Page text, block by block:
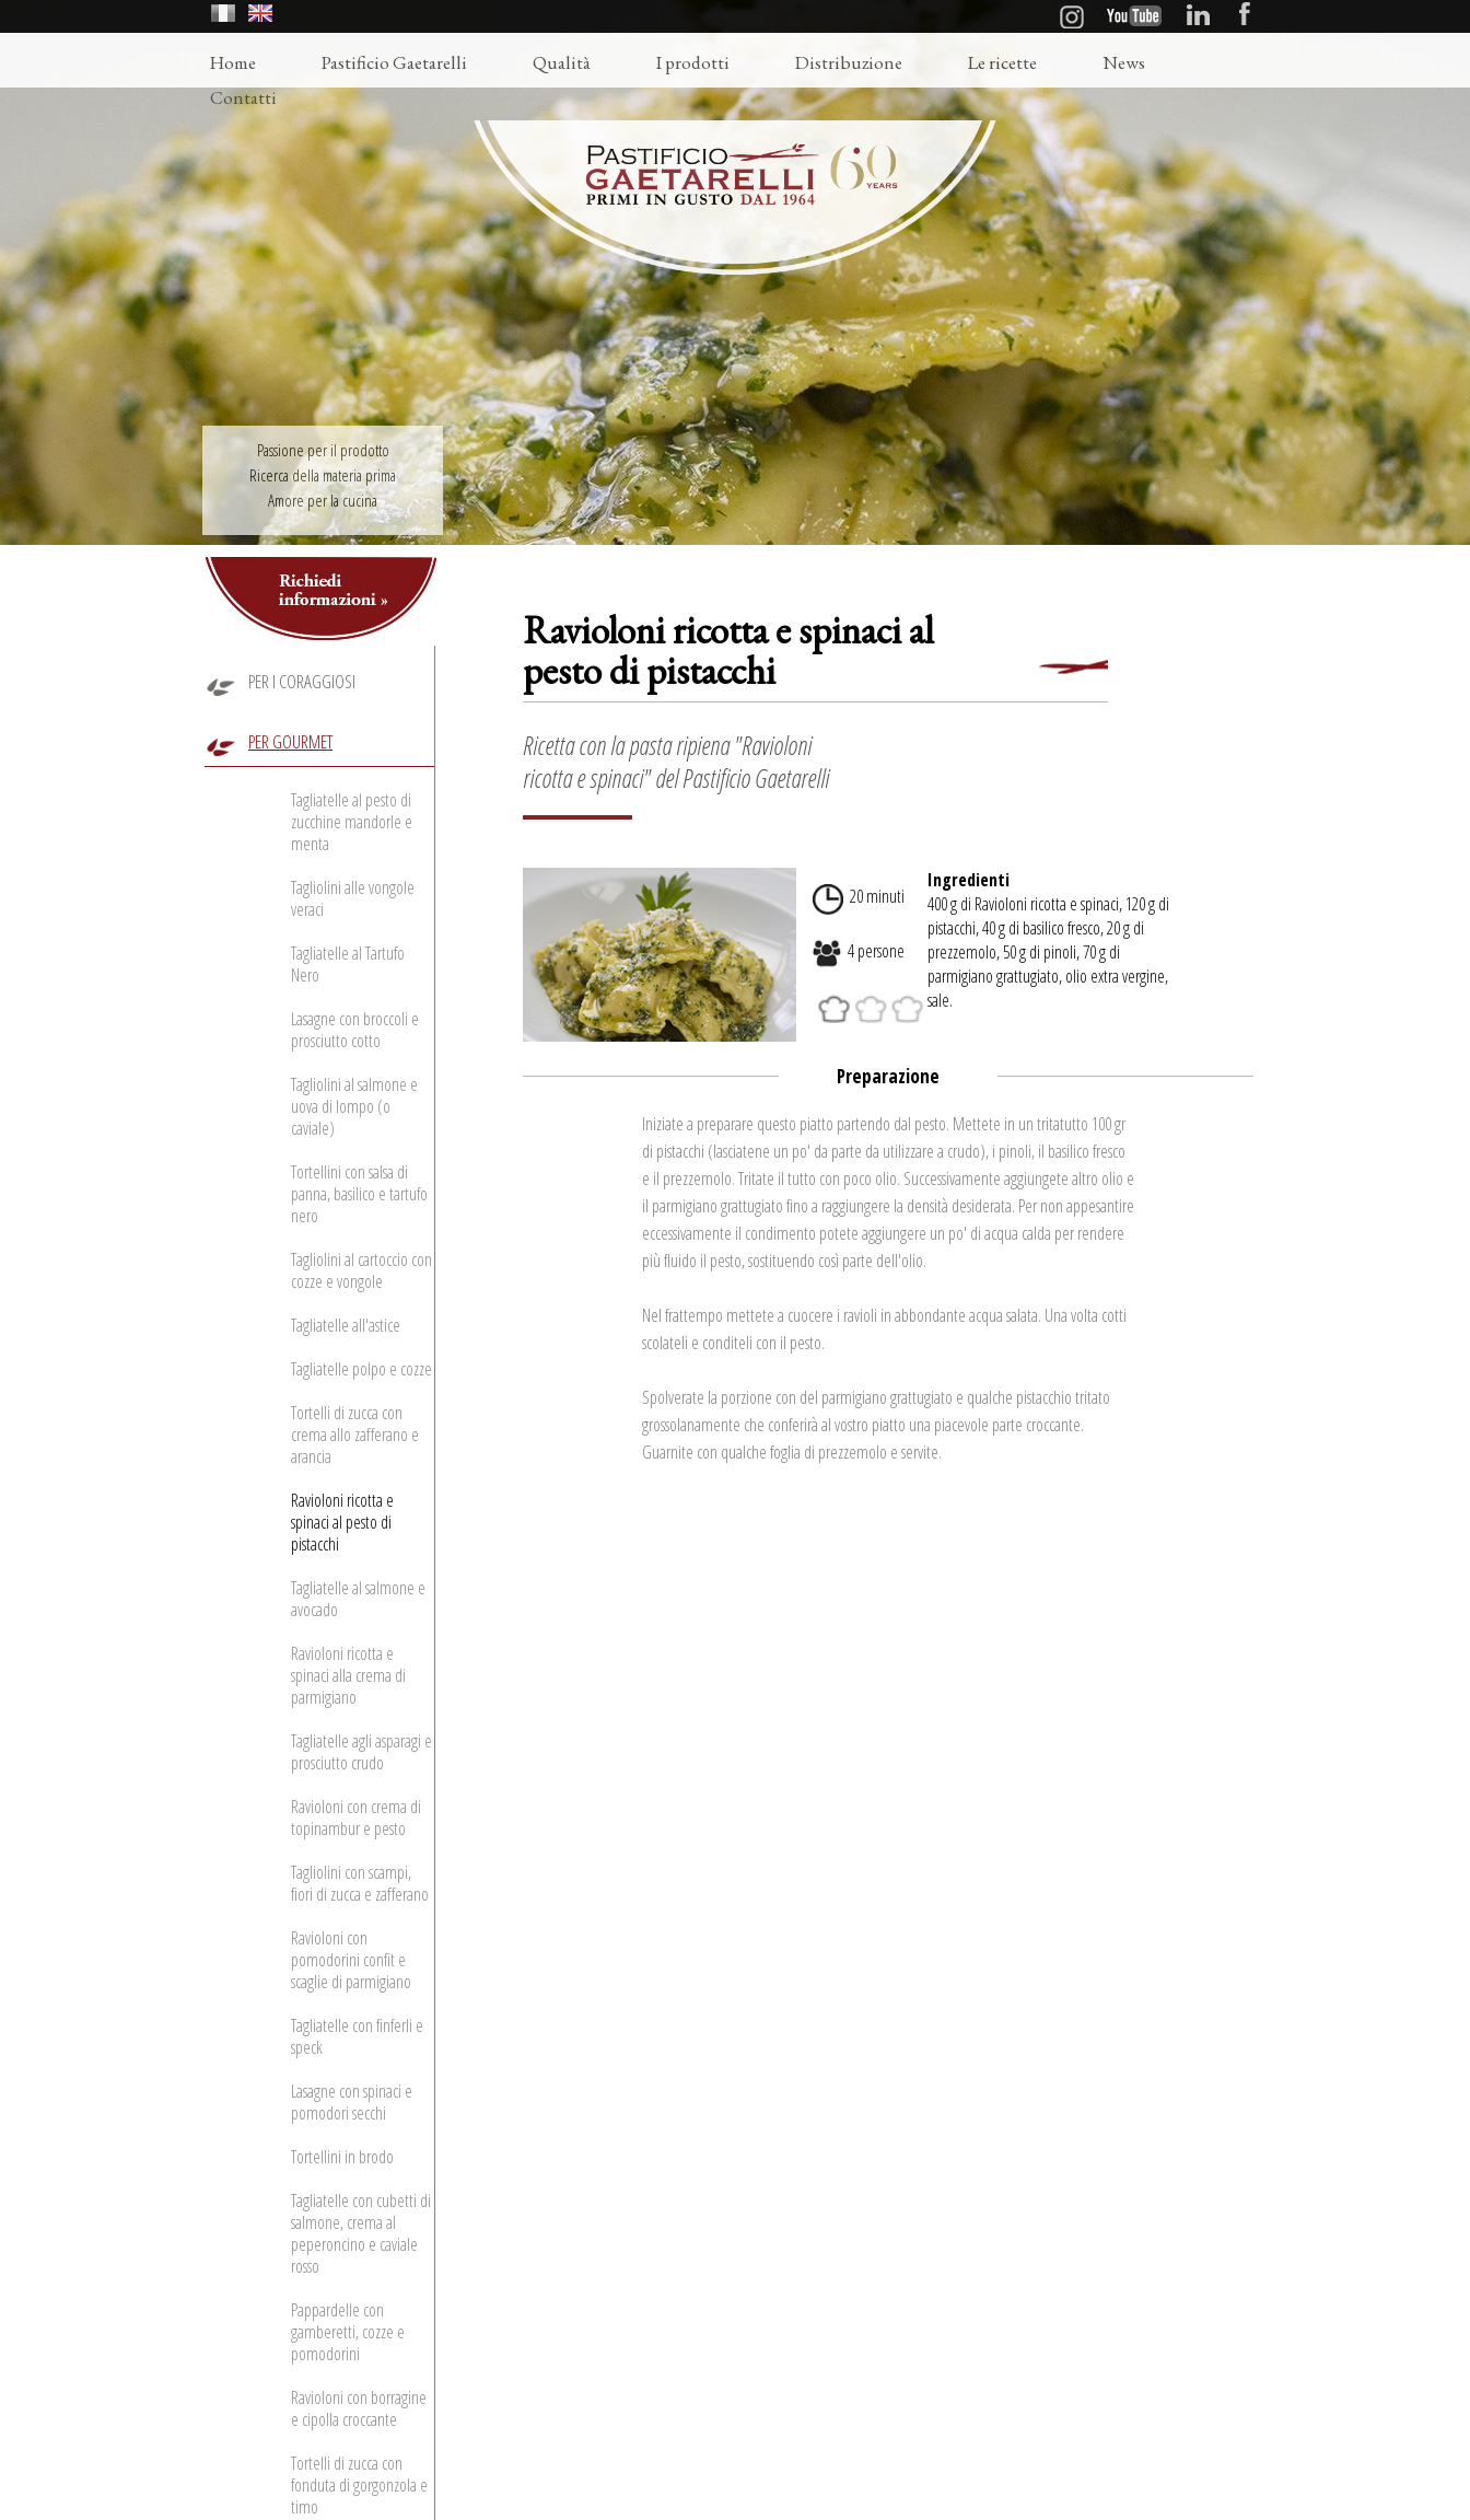
Home Pastificio Gaetarelli Qualità I prodotti Distribuzione Le ricette
News
Contatti
Passione per il prodotto
Ricerca della materia prima
Amore per la cucina
PER I CORAGGIOSI
PER GOURMET
Tagliatelle al pesto di
zucchine mandorle e
menta
Tagliolini alle vongole
veraci
Tagliatelle al Tartufo
Nero
Lasagne con broccoli e
prosciutto cotto
Tagliolini al salmone e
uova di lompo (o
caviale)
Tortellini con salsa di
panna, basilico e tartufo
nero
Tagliolini al cartoccio con
cozze e vongole
Tagliatelle all'astice
Tagliatelle polpo e cozze
Tortelli di zucca con
crema allo zafferano e
arancia
Ravioloni ricotta e
spinaci al pesto di
pistacchi
Tagliatelle al salmone e
avocado
Ravioloni ricotta e
spinaci alla crema di
parmigiano
Tagliatelle agli asparagi e
prosciutto crudo
Ravioloni con crema di
topinambur e pesto
Tagliolini con scampi,
fiori di zucca e zafferano
Ravioloni con
pomodorini confit e
scaglie di parmigiano
Tagliatelle con finferli e
speck
Lasagne con spinaci e
pomodori secchi
Tortellini in brodo
Tagliatelle con cubetti di
salmone, crema al
peperoncino e caviale
rosso
Pappardelle con
gamberetti, cozze e
pomodorini
Ravioloni con borragine
e cipolla croccante
Tortelli di zucca con
fonduta di gorgonzola e
timo
Ravioloni ricotta e spinaci al
pesto di pistacchi
Ricetta con la pasta ripiena "Ravioloni
ricotta e spinaci" del Pastificio Gaetarelli
20 minuti
4 persone
Ingredienti
400 g di Ravioloni ricotta e spinaci, 120 g di
pistacchi, 40 g di basilico fresco, 20 g di
prezzemolo, 50 g di pinoli, 70 g di
parmigiano grattugiato, olio extra vergine,
sale.
Preparazione
Iniziate a preparare questo piatto partendo dal pesto. Mettete in un tritatutto 100 gr
di pistacchi (lasciatene un po' da parte da utilizzare a crudo), i pinoli, il basilico fresco
e il prezzemolo. Tritate il tutto con poco olio. Successivamente aggiungete altro olio e
il parmigiano grattugiato fino a raggiungere la densità desiderata. Per non appesantire
eccessivamente il condimento potete aggiungere un po' di acqua calda per rendere
più fluido il pesto, sostituendo così parte dell'olio.
Nel frattempo mettete a cuocere i ravioli in abbondante acqua salata. Una volta cotti
scolateli e conditeli con il pesto.
Spolverate la porzione con del parmigiano grattugiato e qualche pistacchio tritato
grossolanamente che conferirà al vostro piatto una piacevole parte croccante.
Guarnite con qualche foglia di prezzemolo e servite.